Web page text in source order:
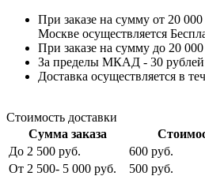
При заказе на сумму от 20
Москве осуществляется
При заказе на сумму до 20
За пределы МКАД - 30
Доставка осуществляется в
Стоимость доставки
Сумма заказа
До 2 500 руб.
600 руб.
От 2 500- 5 000 руб.
500 руб.